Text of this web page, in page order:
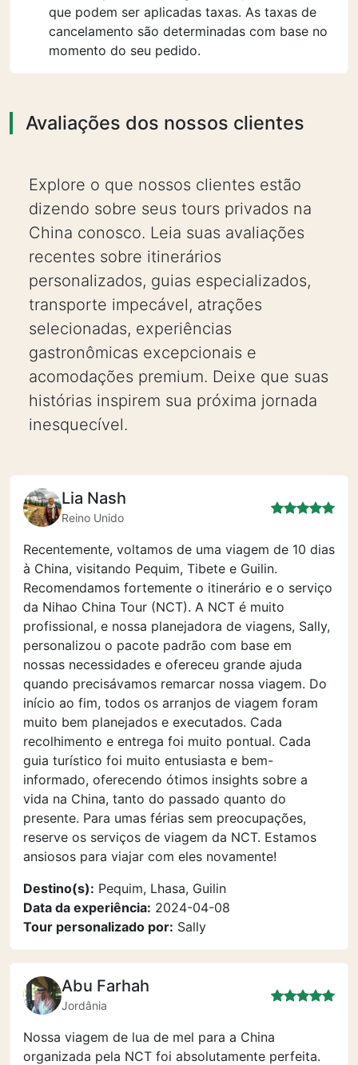
que podem ser aplicadas taxas. As taxas de
cancelamento são determinadas com base no
momento do seu pedido.
Avaliações dos nossos clientes
Explore o que nossos clientes estão
dizendo sobre seus tours privados na
China conosco. Leia suas avaliações
recentes sobre itinerários
personalizados, guias especializados,
transporte impecável, atrações
selecionadas, experiências
gastronômicas excepcionais e
acomodações premium. Deixe que suas
histórias inspirem sua próxima jornada
inesquecível.
Lia Nash
Reino Unido
Recentemente, voltamos de uma viagem de 10 dias
à China, visitando Pequim, Tibete e Guilin.
Recomendamos fortemente o itinerário e o serviço
da Nihao China Tour (NCT). A NCT é muito
profissional, e nossa planejadora de viagens, Sally,
personalizou o pacote padrão com base em
nossas necessidades e ofereceu grande ajuda
quando precisávamos remarcar nossa viagem. Do
início ao fim, todos os arranjos de viagem foram
muito bem planejados e executados. Cada
recolhimento e entrega foi muito pontual. Cada
guia turístico foi muito entusiasta e bem-
informado, oferecendo ótimos insights sobre a
vida na China, tanto do passado quanto do
presente. Para umas férias sem preocupações,
reserve os serviços de viagem da NCT. Estamos
ansiosos para viajar com eles novamente!
Destino(s): Pequim, Lhasa, Guilin
Data da experiência: 2024-04-08
Tour personalizado por: Sally
Abu Farhah
Jordânia
Nossa viagem de lua de mel para a China
organizada pela NCT foi absolutamente perfeita.